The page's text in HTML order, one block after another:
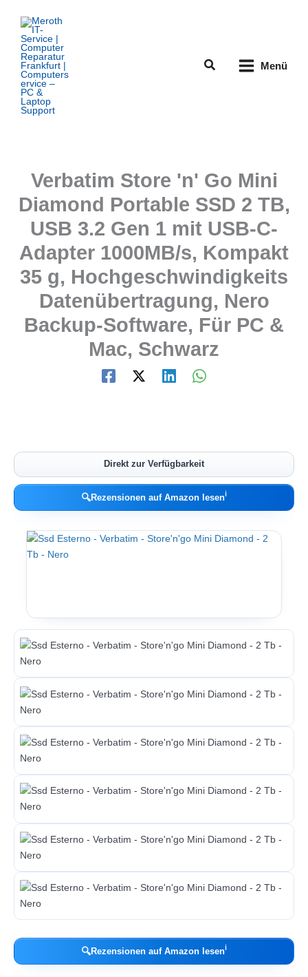
Inhalt
springen
Suchen Menü
Verbatim Store 'n' Go Mini
Diamond Portable SSD 2 TB,
USB 3.2 Gen 1 mit USB-C-
Adapter 1000MB/s, Kompakt
35 g, Hochgeschwindigkeits
Datenübertragung, Nero
Backup-Software, Für PC &
Mac, Schwarz
Direkt zur Verfügbarkeit
🔍Rezensionen auf Amazon lesenℹ︎
🔍Rezensionen auf Amazon lesenℹ︎